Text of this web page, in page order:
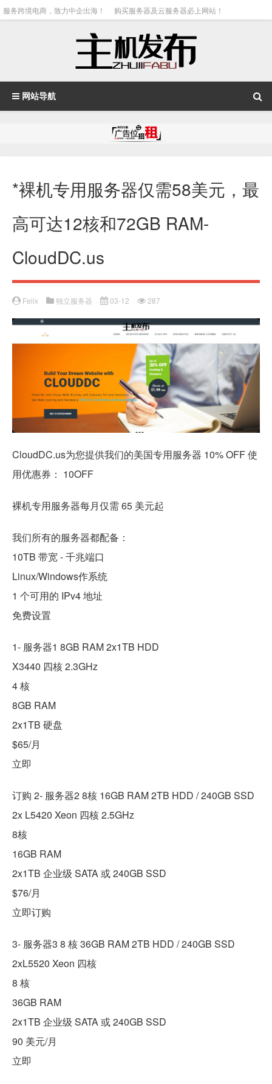
服务跨境电商，致力中企出海！ 购买服务器及云服务器必上网站！
网站导航
*裸机专用服务器仅需58美元，最
高可达12核和72GB RAM-
CloudDC.us
Felix 独立服务器 03-12 287
CloudDC.us为您提供我们的美国专用服务器 10% OFF 使
用优惠券： 10OFF
裸机专用服务器每月仅需 65 美元起
我们所有的服务器都配备：
10TB 带宽 - 千兆端口
Linux/Windows作系统
1 个可用的 IPv4 地址
免费设置
1- 服务器1 8GB RAM 2x1TB HDD
X3440 四核 2.3GHz
4 核
8GB RAM
2x1TB 硬盘
$65/月
立即
订购 2- 服务器2 8核 16GB RAM 2TB HDD / 240GB SSD
2x L5420 Xeon 四核 2.5GHz
8核
16GB RAM
2x1TB 企业级 SATA 或 240GB SSD
$76/月
立即订购
3- 服务器3 8 核 36GB RAM 2TB HDD / 240GB SSD
2xL5520 Xeon 四核
8 核
36GB RAM
2x1TB 企业级 SATA 或 240GB SSD
90 美元/月
立即